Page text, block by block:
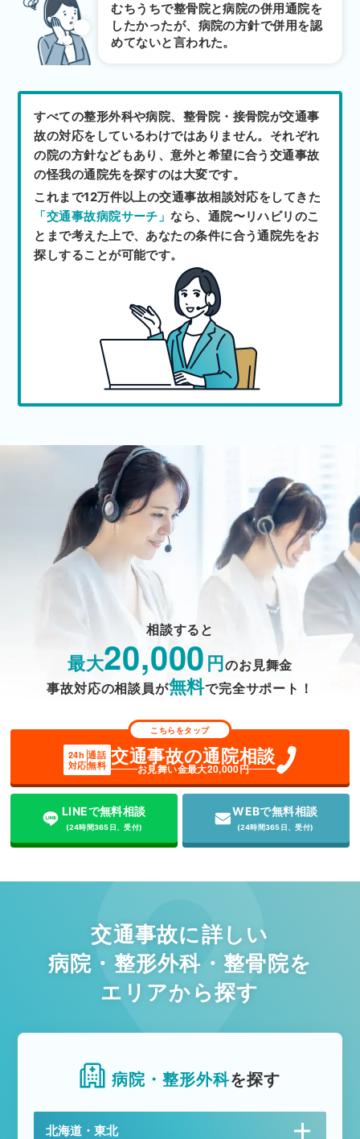
むちうちで整骨院と病院の併用通院を
したかったが、病院の方針で併用を認
めてないと言われた。
すべての整形外科や病院、整骨院・接骨院が交通事
故の対応をしているわけではありません。それぞれ
の院の方針などもあり、意外と希望に合う交通事故
の怪我の通院先を探すのは大変です。
これまで12万件以上の交通事故相談対応をしてきた
「交通事故病院サーチ」なら、通院〜リハビリのこ
とまで考えた上で、あなたの条件に合う通院先をお
探しすることが可能です。
相談すると
最大20,000 円のお見舞金
事故対応の相談員が無料で完全サポート！
こちらをタップ
24h
対応
通話
無料 交通事故の通院相談
お見舞い金最大20,000円
LINEで無料相談
(24時間365日、受付)
WEBで無料相談
(24時間365日、受付)
交通事故に詳しい
病院・整形外科・整骨院を
エリアから探す
病院・整形外科を探す
北海道・東北